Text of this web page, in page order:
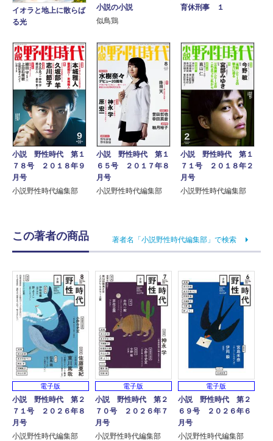
イオラと地上に散らば
る光
小説の小説
似鳥鶏
育休刑事 １
小説 野性時代 第１
７８号 ２０１８年９
月号
小説野性時代編集部
小説 野性時代 第１
６５号 ２０１７年８
月号
小説野性時代編集部
小説 野性時代 第１
７１号 ２０１８年２
月号
小説野性時代編集部
この著者の商品 著者名「小説野性時代編集部」で検索
電子版
小説 野性時代 第２
７１号 ２０２６年８
月号
小説野性時代編集部
電子版
小説 野性時代 第２
７０号 ２０２６年７
月号
小説野性時代編集部
電子版
小説 野性時代 第２
６９号 ２０２６年６
月号
小説野性時代編集部